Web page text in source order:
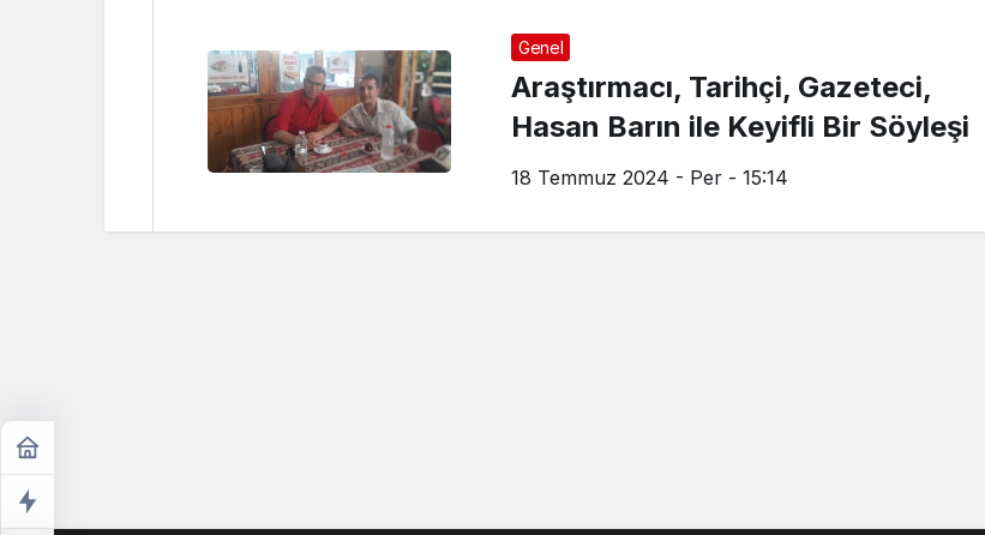
Genel
Araştırmacı, Tarihçi, Gazeteci,
Hasan Barın ile Keyifli Bir Söyleşi
18 Temmuz 2024 - Per - 15:14